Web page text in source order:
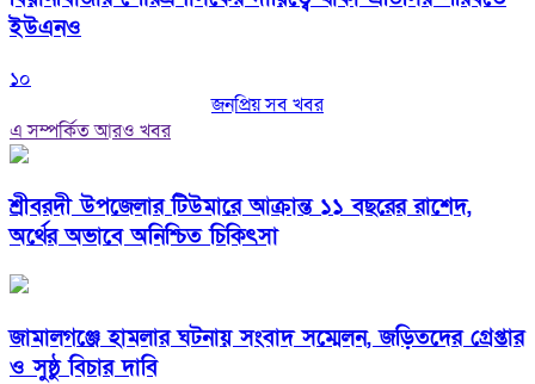
ইউএনও
১০
জনপ্রিয় সব খবর
এ সম্পর্কিত আরও খবর
শ্রীবরদী উপজেলার টিউমারে আক্রান্ত ১১ বছরের রাশেদ,
অর্থের অভাবে অনিশ্চিত চিকিৎসা
জামালগঞ্জে হামলার ঘটনায় সংবাদ সম্মেলন, জড়িতদের গ্রেপ্তার
ও সুষ্ঠু বিচার দাবি